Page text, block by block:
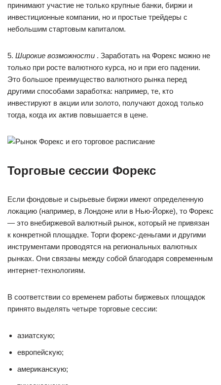
принимают участие не только крупные банки, биржи и
инвестиционные компании, но и простые трейдеры с
небольшим стартовым капиталом.
5. Широкие возможности . Заработать на Форекс можно не
только при росте валютного курса, но и при его падении.
Это большое преимущество валютного рынка перед
другими способами заработка: например, те, кто
инвестируют в акции или золото, получают доход только
тогда, когда их актив повышается в цене.
Торговые сессии Форекс
Если фондовые и сырьевые биржи имеют определенную
локацию (например, в Лондоне или в Нью-Йорке), то Форекс
— это внебиржевой валютный рынок, который не привязан
к конкретной площадке. Торги форекс-деньгами и другими
инструментами проводятся на региональных валютных
рынках. Они связаны между собой благодаря современным
интернет-технологиям.
В соответствии со временем работы биржевых площадок
принято выделять четыре торговые сессии:
азиатскую;
европейскую;
американскую;